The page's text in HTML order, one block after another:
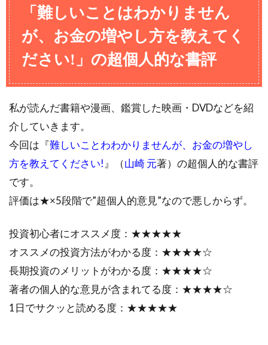
「難しいことはわかりません
が、お金の増やし方を教えてく
ださい!」の超個人的な書評
私が読んだ書籍や漫画、鑑賞した映画・DVDなどを紹
介していきます。
今回は『難しいことわわかりませんが、お金の増やし
方を教えてください! 』（山崎 元著）の超個人的な書評
です。
評価は★×5段階で”超個人的意見”なので悪しからず。
投資初心者にオススメ度：★★★★★
オススメの投資方法がわかる度：★★★★☆
長期投資のメリットがわかる度：★★★★☆
著者の個人的な意見が含まれてる度：★★★★☆
1日でサクッと読める度：★★★★★